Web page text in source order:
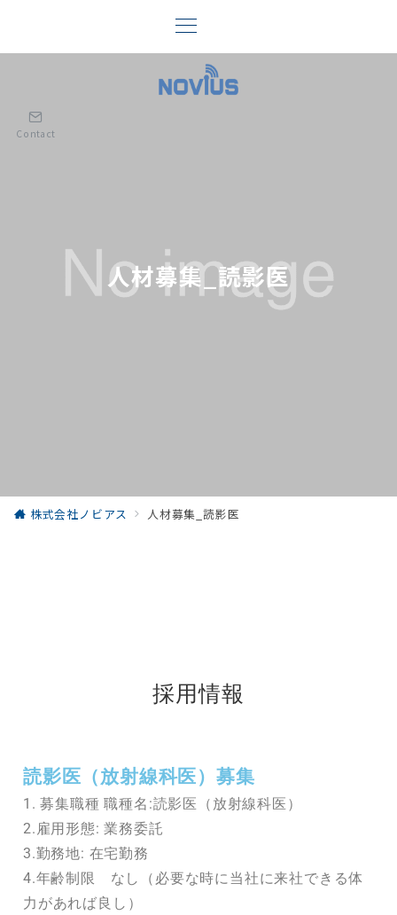
Contact
人材募集_読影医
株式会社ノビアス 人材募集_読影医
採用情報
読影医（放射線科医）募集
1. 募集職種 職種名:読影医（放射線科医）
2.雇用形態: 業務委託
3.勤務地: 在宅勤務
4.年齢制限 なし（必要な時に当社に来社できる体
力があれば良し）